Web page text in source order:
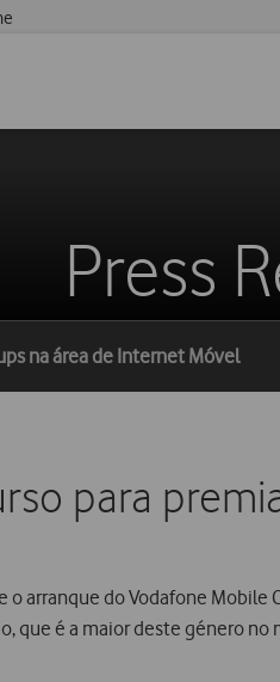
Press
na área de Internet Móvel
para
o arranque do Vodafone
é a maior deste género